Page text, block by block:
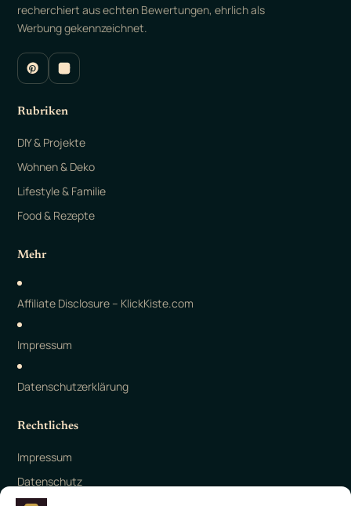
recherchiert aus echten Bewertungen, ehrlich als
Werbung gekennzeichnet.
Rubriken
DIY & Projekte
Wohnen & Deko
Lifestyle & Familie
Food & Rezepte
Mehr
Affiliate Disclosure – KlickKiste.com
Impressum
Datenschutzerklärung
Rechtliches
Impressum
Datenschutz